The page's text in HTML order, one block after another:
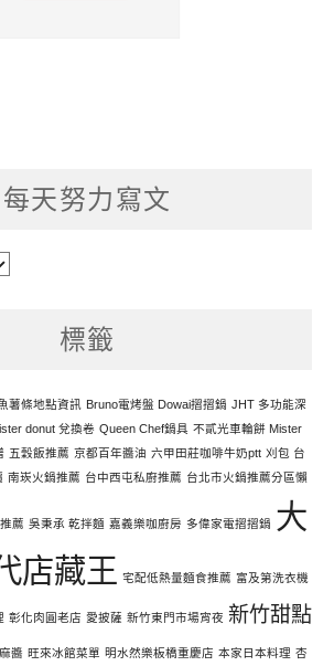
每天努力寫文
標籤
薯條地點資訊 Bruno電烤盤 Dowai摺摺鍋 JHT 多功能深
donut 兌換卷 Queen Chef鍋具 不貳光車輪餅 Mister
五穀飯推薦 京都百年醬油 六甲田莊咖啡牛奶ptt 刈包 台
南崁火鍋推薦 台中西屯私廚推薦 台北市火鍋推薦分區懶
薦 吳秉承 乾拌麵 嘉義樂咖廚房 多偉家電摺摺鍋 大
店藏王 宅配低熱量麵食推薦 富及第洗衣機
彰化肉圓老店 愛披薩 新竹東門市場宵夜 新竹甜點
醬 旺來冰館菜單 明水然樂板橋重慶店 本家日本料理 杏